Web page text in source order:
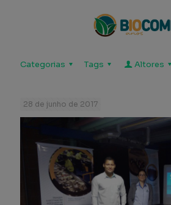
Categorias Tags Altores
28 de junho de 2017